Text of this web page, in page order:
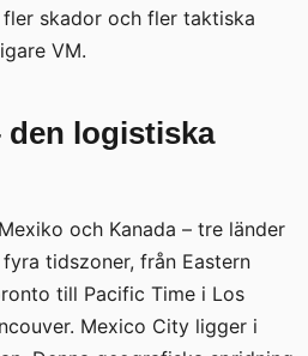
skador och fler taktiska
VM.
den logistiska
och Kanada – tre länder
tidszoner, från Eastern
till Pacific Time i Los
Mexico City ligger i